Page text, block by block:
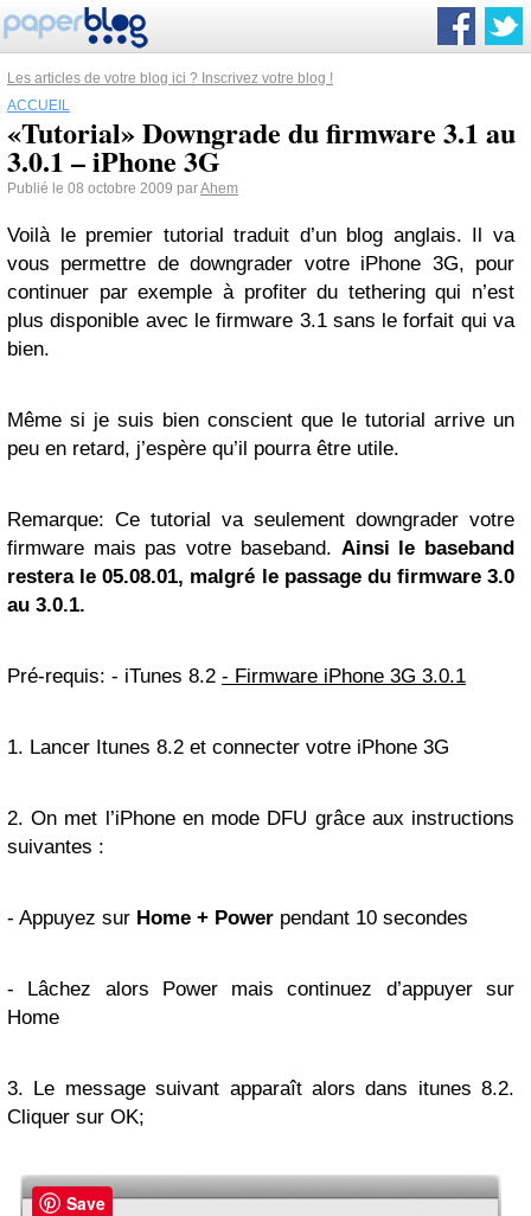
Les articles de votre blog ici ? Inscrivez votre blog !
ACCUEIL
«Tutorial» Downgrade du firmware 3.1 au
3.0.1 – iPhone 3G
Publié le 08 octobre 2009 parAhem
Voilà le premier tutorial traduit d’un blog anglais. Il va
vous permettre de downgrader votre iPhone 3G, pour
continuer par exemple à profiter du tethering qui n’est
plus disponible avec le firmware 3.1 sans le forfait qui va
bien.
Même si je suis bien conscient que le tutorial arrive un
peu en retard, j’espère qu’il pourra être utile.
Remarque: Ce tutorial va seulement downgrader votre
firmware mais pas votre baseband. Ainsi le baseband
restera le 05.08.01, malgré le passage du firmware 3.0
au 3.0.1.
Pré-requis: - iTunes 8.2 - Firmware iPhone 3G 3.0.1
1. Lancer Itunes 8.2 et connecter votre iPhone 3G
2. On met l’iPhone en mode DFU grâce aux instructions
suivantes :
- Appuyez sur Home + Power pendant 10 secondes
- Lâchez alors Power mais continuez d’appuyer sur
Home
3. Le message suivant apparaît alors dans itunes 8.2.
Cliquer sur OK;
Save